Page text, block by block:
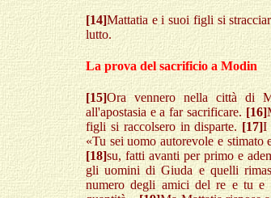
[14]Mattatia e i suoi figli si
lutto.
La prova del sacrificio a Modin
[15]Ora vennero nella città di
all'apostasia e a far sacrificare. [16]
figli si raccolsero in disparte. [17]I
«Tu sei uomo autorevole e stimato
[18]su, fatti avanti per primo e
gli uomini di Giuda e quelli
numero degli amici del re e tu